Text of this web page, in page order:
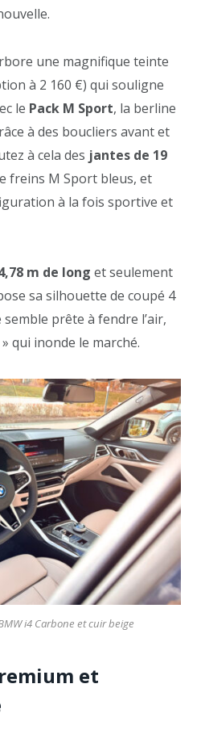
une magnifique teinte
à 2 160 €) qui souligne
le Pack M Sport, la berline
à des boucliers avant et
à cela des jantes de 19
freins M Sport bleus, et
à la fois sportive et
m de long et seulement
sa silhouette de coupé 4
prête à fendre l’air,
qui inonde le marché.
i4 Carbone et cuir beige
et